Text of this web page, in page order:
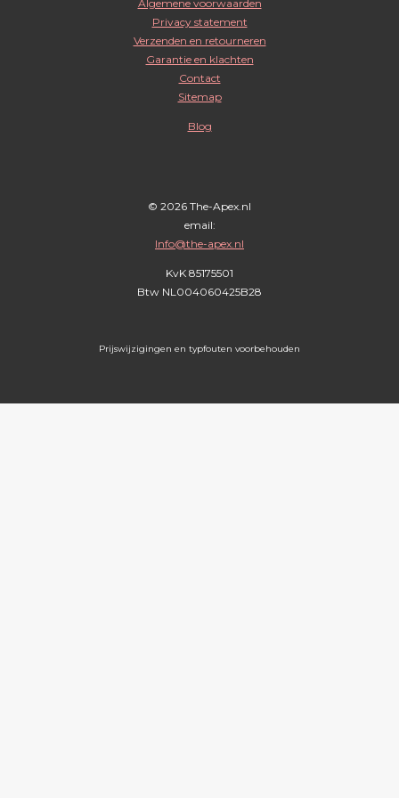
t
a
g
e
b
o
o
k
t
s
A
Algemene voorwaarden
Privacy statement
Verzenden en retourneren
Garantie en klachten
Contact
Sitemap
Blog
© 2026 The-Apex.nl
email:
Info@the-apex.nl
KvK 85175501
Btw NL004060425B28
Prijswijzigingen en typfouten voorbehouden